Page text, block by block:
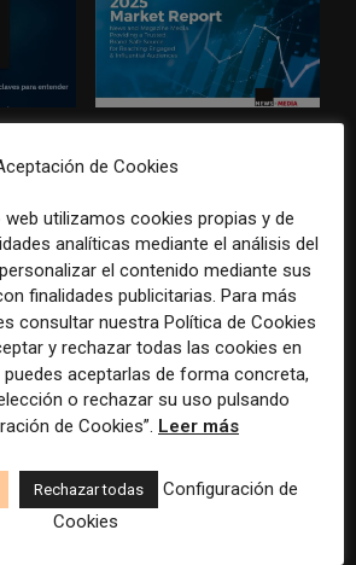
claves
de
las revistas concentran a las
con mayor capacidad de
gasto
en
periodismo de datos de 2025
confirman su papel clave
para explicar guerras, clima,
de Cookies
utilizamos cookies propias y de
analíticas mediante el análisis del
el contenido mediante sus
finalidades publicitarias. Para más
consultar nuestra Política de Cookies
y rechazar todas las cookies en
aceptarlas de forma concreta,
o rechazar su uso pulsando
de Cookies”. Leer más
Rechazar todas
Configuración de
Cookies